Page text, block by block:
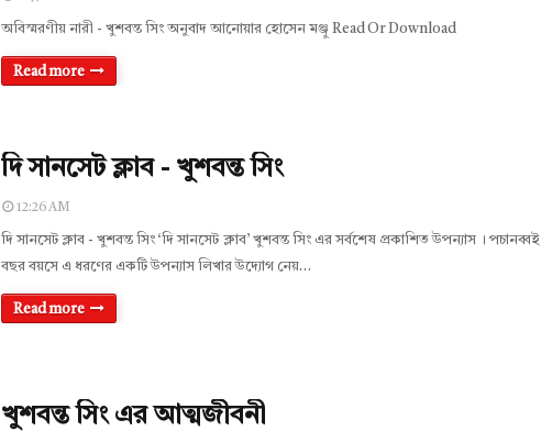
অবিস্মরণীয় নারী - খুশবন্ত সিং অনুবাদ আনোয়ার হোসেন মঞ্জু Read Or Download
Read more
দি সানসেট ক্লাব - খুশবন্ত সিং
12:26 AM
দি সানসেট ক্লাব - খুশবন্ত সিং ‘দি সানসেট ক্লাব’ খুশবন্ত সিং এর সর্বশেষ প্রকাশিত উপন্যাস । পচানব্বই
বছর বয়সে এ ধরণের একটি উপন্যাস লিখার উদ্যোগ নেয়…
Read more
খুশবন্ত সিং এর আত্মজীবনী